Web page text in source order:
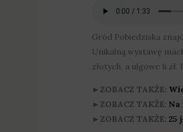
Gród Pobiedziska
Unikalną wystawę
złotych, a ulgowe 8
►ZOBACZ TAKŻE:
►ZOBACZ TAKŻE:
►ZOBACZ TAKŻE: 25